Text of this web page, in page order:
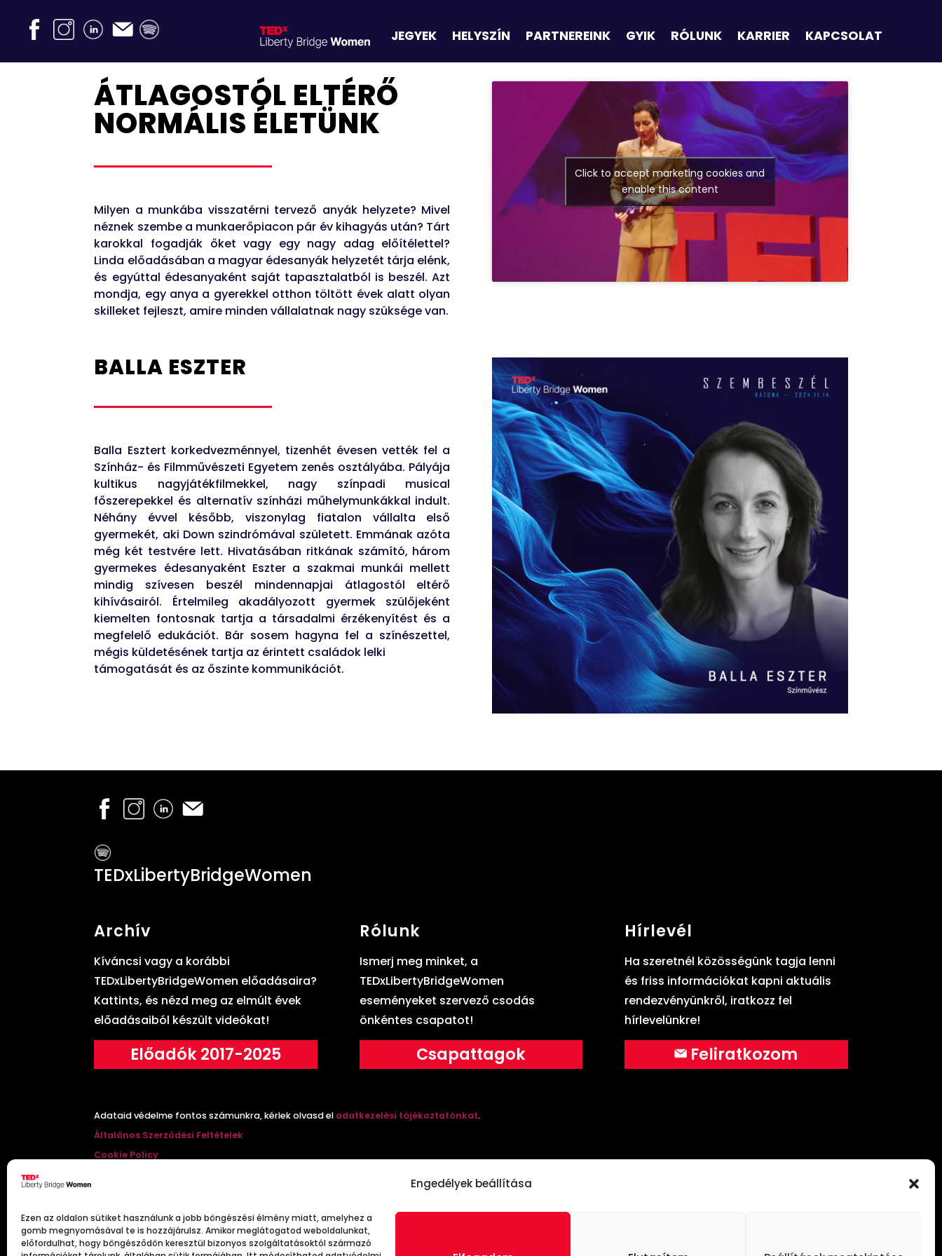
Engedélyek beállítása
Ezen az oldalon sütiket használunk a jobb böngészési élmény miatt, amelyhez a
gomb megnyomásával te is hozzájárulsz. Amikor meglátogatod weboldalunkat,
előfordulhat, hogy böngésződön keresztül bizonyos szolgáltatásoktól származó
JEGYEK HELYSZÍN PARTNEREINK GYIK RÓLUNK KARRIER KAPCSOLAT
ÁTLAGOSTÓL ELTÉRŐ
NORMÁLIS ÉLETÜNK
Milyen a munkába visszatérni tervező anyák helyzete? Mivel
néznek szembe a munkaerőpiacon pár év kihagyás után? Tárt
karokkal fogadják őket vagy egy nagy adag előítélettel?
Linda előadásában a magyar édesanyák helyzetét tárja elénk,
és egyúttal édesanyaként saját tapasztalatból is beszél. Azt
mondja, egy anya a gyerekkel otthon töltött évek alatt olyan
skilleket fejleszt, amire minden vállalatnak nagy szüksége van.
Click to accept marketing cookies and
enable this content
BALLA ESZTER
Balla Esztert korkedvezménnyel, tizenhét évesen vették fel a
Színház- és Filmművészeti Egyetem zenés osztályába. Pályája
kultikus nagyjátékfilmekkel, nagy színpadi musical
főszerepekkel és alternatív színházi műhelymunkákkal indult.
Néhány évvel később, viszonylag fiatalon vállalta első
gyermekét, aki Down szindrómával született. Emmának azóta
még két testvére lett. Hivatásában ritkának számító, három
gyermekes édesanyaként Eszter a szakmai munkái mellett
mindig szívesen beszél mindennapjai átlagostól eltérő
kihívásairól. Értelmileg akadályozott gyermek szülőjeként
kiemelten fontosnak tartja a társadalmi érzékenyítést és a
megfelelő edukációt. Bár sosem hagyna fel a színészettel,
mégis küldetésének tartja az érintett családok lelki
támogatását és az őszinte kommunikációt.
TEDxLibertyBridgeWomen
Archív
Kíváncsi vagy a korábbi
TEDxLibertyBridgeWomen előadásaira?
Kattints, és nézd meg az elmúlt évek
előadásaiból készült videókat!
Rólunk
Ismerj meg minket, a
TEDxLibertyBridgeWomen
eseményeket szervező csodás
önkéntes csapatot!
Hírlevél
Ha szeretnél közösségünk tagja lenni
és friss információkat kapni aktuális
rendezvényünkről, iratkozz fel
hírlevelünkre!
Előadók 2017-2025 Csapattagok Feliratkozom
Adataid védelme fontos számunkra, kérlek olvasd el adatkezelési tájékoztatónkat.
Általános Szerződési Feltételek
Cookie Policy
Mi aTEDx?
A TED (Technology, Entertainment, Design) x egy nonprofit szervezet és különleges konferenciasorozat, amely elkötelezett az Ideas Worth Spreading („Terjesztésre